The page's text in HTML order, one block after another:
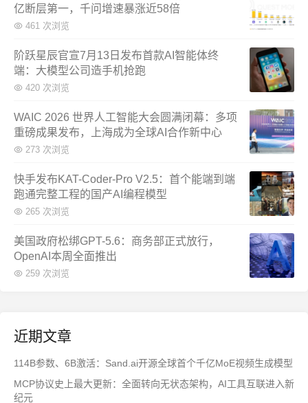
亿断层第一，千问增速暴涨近58倍
461 次浏览
阶跃星辰官宣7月13日发布首款AI智能体终
端：大模型公司造手机抢跑
420 次浏览
WAIC 2026 世界人工智能大会圆满闭幕：多项
重磅成果发布，上海成为全球AI合作新中心
273 次浏览
快手发布KAT-Coder-Pro V2.5：首个能端到端
跑通完整工程的国产AI编程模型
265 次浏览
美国政府松绑GPT-5.6：商务部正式放行，
OpenAI本周全面推出
259 次浏览
近期文章
114B参数、6B激活：Sand.ai开源全球首个千亿MoE视频生成模型
MCP协议史上最大更新：全面转向无状态架构，AI工具互联进入新
纪元